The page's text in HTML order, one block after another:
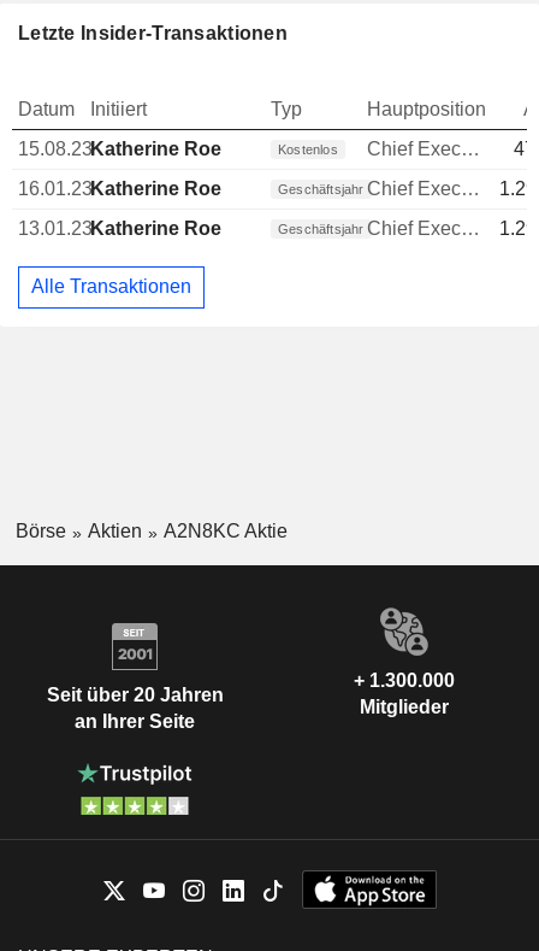
Letzte Insider-Transaktionen
Datum Initiiert Typ Hauptposition
15.08.23Katherine Roe Kostenlos Chief Executive Officer (CEO)
16.01.23Katherine Roe Geschäftsjahr Chief Executive Officer (CEO)
13.01.23Katherine Roe Geschäftsjahr Chief Executive Officer (CEO)
Alle Transaktionen
Börse Aktien A2N8KC Aktie
Seit über 20 Jahren
an Ihrer Seite
+ 1.300.000
Mitglieder